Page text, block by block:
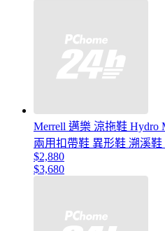
Merrell 邁樂 涼拖鞋 Hydro
兩用扣帶鞋 異形鞋 溯溪鞋
$2,880
$3,680